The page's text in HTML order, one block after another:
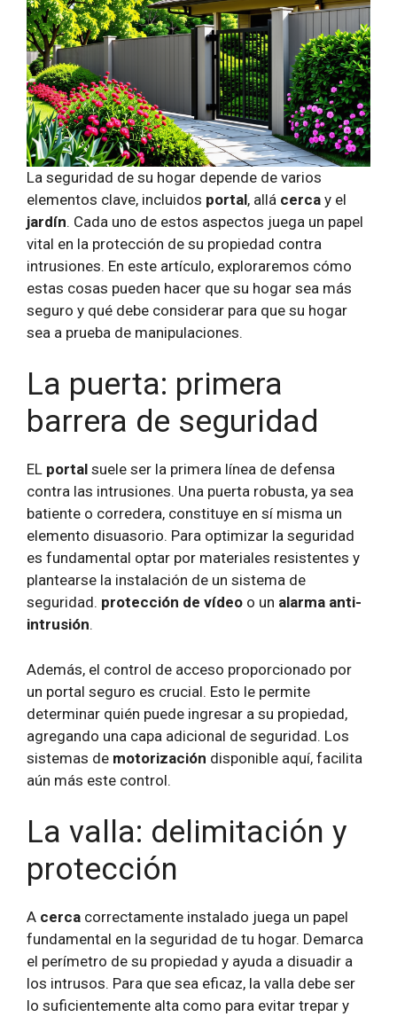
La seguridad de su hogar depende de varios
elementos clave, incluidos portal, allá cerca y el
jardín. Cada uno de estos aspectos juega un papel
vital en la protección de su propiedad contra
intrusiones. En este artículo, exploraremos cómo
estas cosas pueden hacer que su hogar sea más
seguro y qué debe considerar para que su hogar
sea a prueba de manipulaciones.
La puerta: primera
barrera de seguridad
EL portal suele ser la primera línea de defensa
contra las intrusiones. Una puerta robusta, ya sea
batiente o corredera, constituye en sí misma un
elemento disuasorio. Para optimizar la seguridad
es fundamental optar por materiales resistentes y
plantearse la instalación de un sistema de
seguridad. protección de vídeo o un alarma anti-
intrusión.
Además, el control de acceso proporcionado por
un portal seguro es crucial. Esto le permite
determinar quién puede ingresar a su propiedad,
agregando una capa adicional de seguridad. Los
sistemas de motorización disponible aquí, facilita
aún más este control.
La valla: delimitación y
protección
A cerca correctamente instalado juega un papel
fundamental en la seguridad de tu hogar. Demarca
el perímetro de su propiedad y ayuda a disuadir a
los intrusos. Para que sea eficaz, la valla debe ser
lo suficientemente alta como para evitar trepar y